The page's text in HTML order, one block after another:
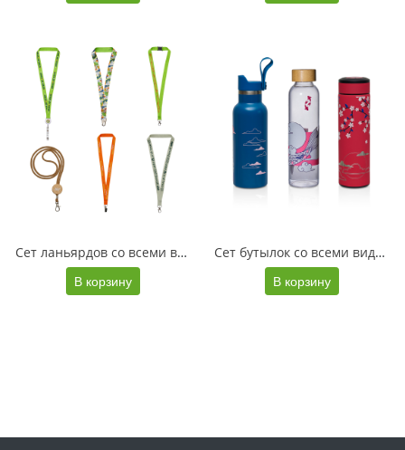
Сет ланьярдов со всеми видами печати
В корзину
Сет бутылок со всеми видами печати
В корзину